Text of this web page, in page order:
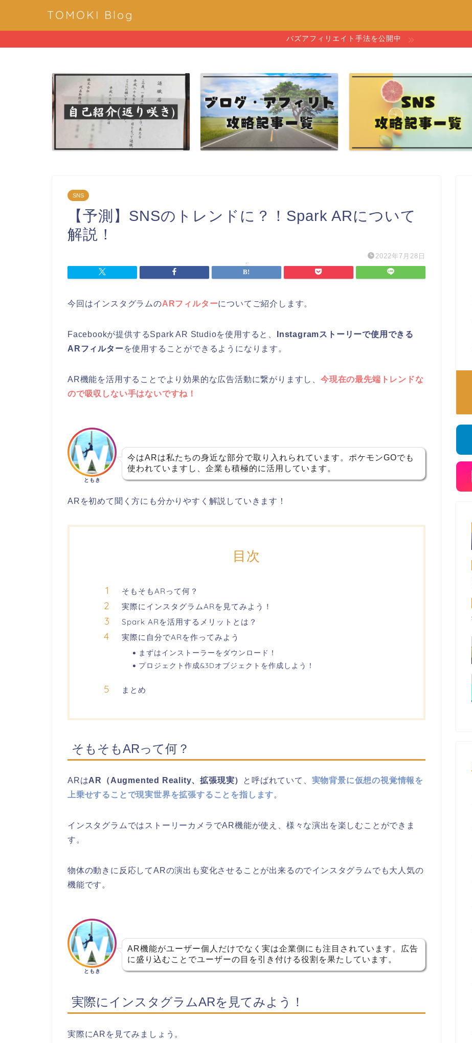
TOMOKI Blog
バズアフィリエイト手法を公開中
SNS
【予測】SNSのトレンドに？！Spark ARについて
解説！
2022年7月28日
今回はインスタグラムのARフィルターについてご紹介します。
Facebookが提供するSpark AR Studioを使用すると、
Instagramストーリーで使用できる
ARフィルターを使用することができるようになります。
AR機能を活用することでより効果的な広告活動に繋がりますし、 今現在の最先端トレンドな
ので吸収しない手はないですね！
ともき
今はARは私たちの身近な部分で取り入れられています。ポケモンGOでも
使われていますし、企業も積極的に活用しています。
ARを初めて聞く方にも分かりやすく解説していきます！
目次
そもそもARって何？
実際にインスタグラムARを見てみよう！
Spark ARを活用するメリットとは？
実際に自分でARを作ってみよう
まずはインストーラーをダウンロード！
プロジェクト作成&3Dオブジェクトを作成しよう！
まとめ
そもそもARって何？
ARはAR（Augmented Reality、拡張現実） と呼ばれていて、 実物背景に仮想の視覚情報を
上乗せすることで現実世界を拡張することを指します。
インスタグラムではストーリーカメラでAR機能が使え、様々な演出を楽しむことができま
す。
物体の動きに反応してARの演出も変化させることが出来るのでインスタグラムでも大人気の
機能です。
ともき
AR機能がユーザー個人だけでなく実は企業側にも注目されています。広告
に盛り込むことでユーザーの目を引き付ける役割を果たしています。
実際にインスタグラムARを見てみよう！
実際にARを見てみましょう。